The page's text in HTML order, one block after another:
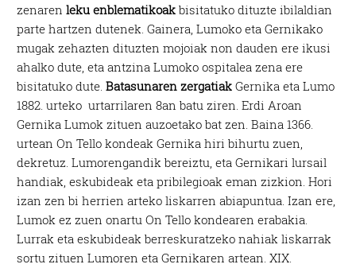
zenaren leku enblematikoak bisitatuko dituzte ibilaldian
parte hartzen dutenek. Gainera, Lumoko eta Gernikako
mugak zehazten dituzten mojoiak non dauden ere ikusi
ahalko dute, eta antzina Lumoko ospitalea zena ere
bisitatuko dute.Batasunaren zergatiak Gernika eta Lumo
1882. urteko urtarrilaren 8an batu ziren. Erdi Aroan
Gernika Lumok zituen auzoetako bat zen. Baina 1366.
urtean On Tello kondeak Gernika hiri bihurtu zuen,
dekretuz. Lumorengandik bereiztu, eta Gernikari lursail
handiak, eskubideak eta pribilegioak eman zizkion. Hori
izan zen bi herrien arteko liskarren abiapuntua. Izan ere,
Lumok ez zuen onartu On Tello kondearen erabakia.
Lurrak eta eskubideak berreskuratzeko nahiak liskarrak
sortu zituen Lumoren eta Gernikaren artean. XIX.